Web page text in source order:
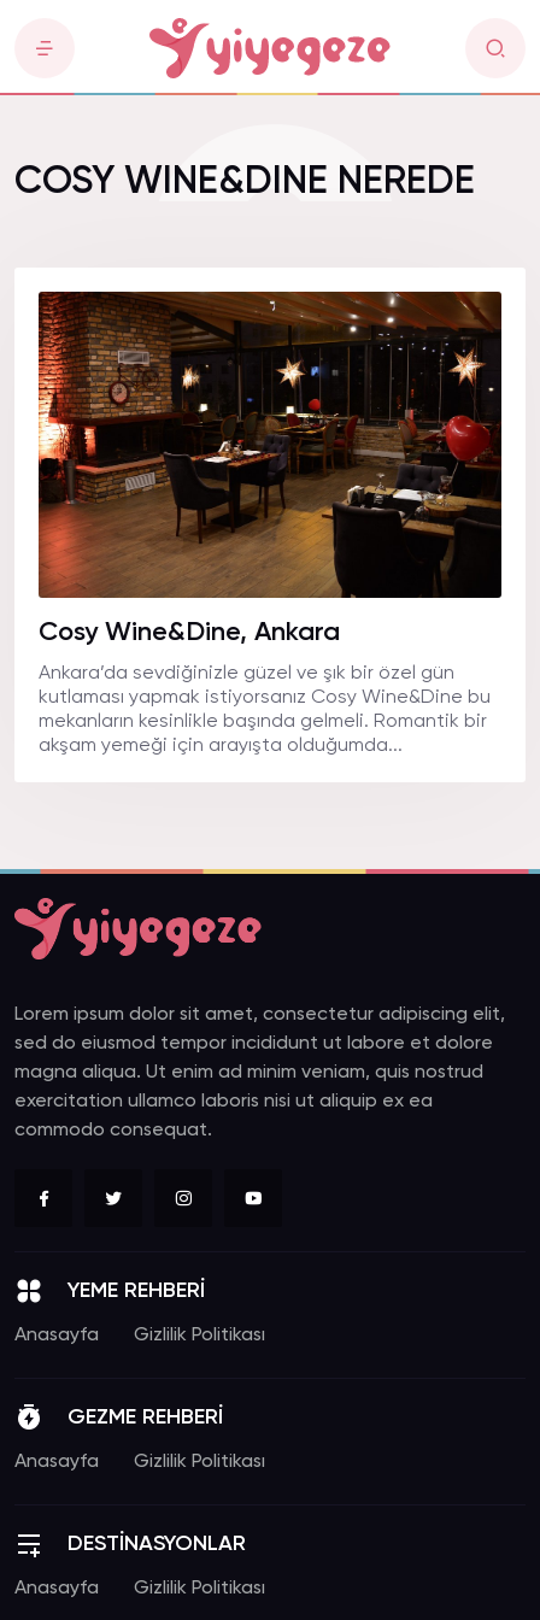
COSY WINE&DINE NEREDE
Cosy Wine&Dine, Ankara
Ankara’da sevdiğinizle güzel ve şık bir özel gün
kutlaması yapmak istiyorsanız Cosy Wine&Dine bu
mekanların kesinlikle başında gelmeli. Romantik bir
akşam yemeği için arayışta olduğumda...
Lorem ipsum dolor sit amet, consectetur adipiscing elit,
sed do eiusmod tempor incididunt ut labore et dolore
magna aliqua. Ut enim ad minim veniam, quis nostrud
exercitation ullamco laboris nisi ut aliquip ex ea
commodo consequat.
YEME REHBERİ
Anasayfa Gizlilik Politikası
GEZME REHBERİ
Anasayfa Gizlilik Politikası
DESTİNASYONLAR
Anasayfa Gizlilik Politikası